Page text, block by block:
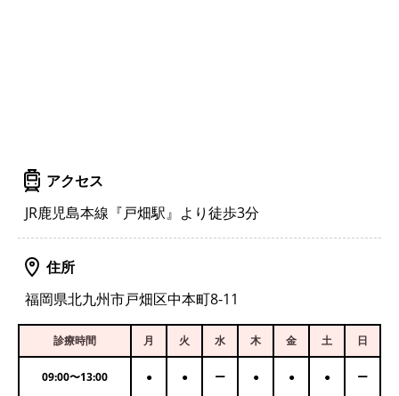
アクセス
JR鹿児島本線『戸畑駅』より徒歩3分
住所
福岡県北九州市戸畑区中本町8-11
診療時間 月 火 水 木 金 土 日
09:00〜13:00 ● ● ー ● ● ● ー